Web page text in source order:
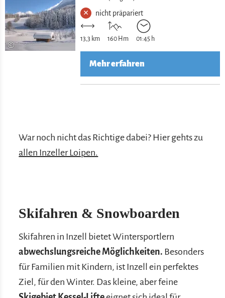
©
nicht präpariert
13,3 km 160 Hm 01:45 h
Mehr erfahren
War noch nicht das Richtige dabei? Hier gehts zu
allen Inzeller Loipen.
Skifahren & Snowboarden
Skifahren in Inzell bietet Wintersportlern
abwechslungsreiche Möglichkeiten. Besonders
für Familien mit Kindern, ist Inzell ein perfektes
Ziel, für den Winter. Das kleine, aber feine